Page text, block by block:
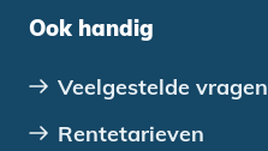
Ook handig
Veelgestelde vragen
Rentetarieven